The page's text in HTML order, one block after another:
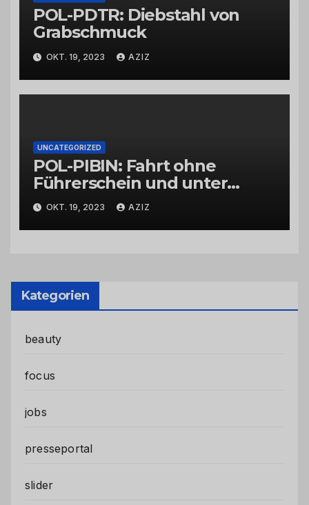
POL-PDTR: Diebstahl von
Grabschmuck
OKT. 19, 2023 AZIZ
UNCATEGORIZED
POL-PIBIN: Fahrt ohne
Führerschein und unter
Einfluss von Drogen
OKT. 19, 2023 AZIZ
Kategorien
beauty
focus
jobs
presseportal
slider